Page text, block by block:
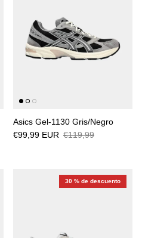
Asics Gel-1130 Gris/Negro
€99,99 EUR €119,99
30 % de descuento